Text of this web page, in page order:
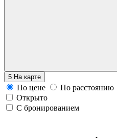
5 На карте
По цене
По расстоянию
Открыто
С бронированием